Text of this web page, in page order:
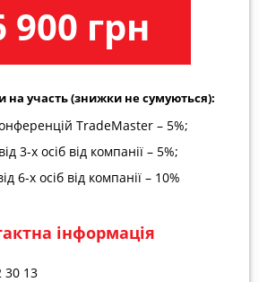
900 грн
на участь (знижки не сумуються):
TradeMaster – 5%;
3-х осіб від компанії – 5%;
6-х осіб від компанії – 10%
інформація
30 13